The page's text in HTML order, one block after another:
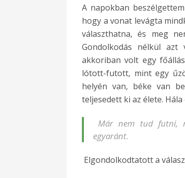
A napokban
hogy a vonat levágta
választhatna, és meg
Gondolkodás nélkül
akkoriban volt egy
lótott-futott, mint egy
helyén van, béke van
teljesedett ki az élete.
Már nem tud futni,
egyaránt.
Elgondolkodtatott a